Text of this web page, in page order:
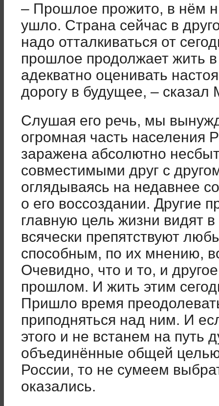
– Прошлое прожито, в нём
ушло. Страна сейчас в
надо отталкиваться от
прошлое продолжает жить
адекватно оценивать
дорогу в будущее, –
Слушая его речь, мы
огромная часть населения
заражена абсолютно
совместимыми друг с
оглядываясь на недавнее
о его воссоздании. Другие
главную цель жизни видят
всячески препятствуют
способным, по их мнению,
Очевидно, что и то, и
прошлом. И жить этим
Пришло время
приподняться над ним. И
этого и не встанем на путь
объединённые общей
России, то не сумеем
оказались.